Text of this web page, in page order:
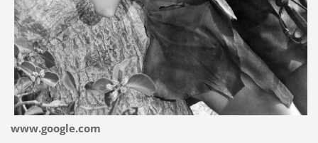
www.google.com